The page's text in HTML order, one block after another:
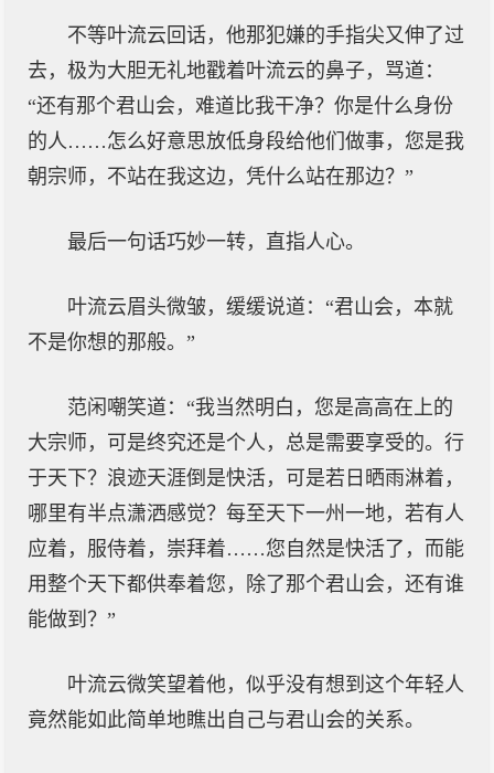
不等叶流云回话，他那犯嫌的手指尖又伸了过
去，极为大胆无礼地戳着叶流云的鼻子，骂道：
“还有那个君山会，难道比我干净？你是什么身份
的人……怎么好意思放低身段给他们做事，您是我
朝宗师，不站在我这边，凭什么站在那边？”
最后一句话巧妙一转，直指人心。
叶流云眉头微皱，缓缓说道：“君山会，本就
不是你想的那般。”
范闲嘲笑道：“我当然明白，您是高高在上的
大宗师，可是终究还是个人，总是需要享受的。行
于天下？浪迹天涯倒是快活，可是若日晒雨淋着，
哪里有半点潇洒感觉？每至天下一州一地，若有人
应着，服侍着，崇拜着……您自然是快活了，而能
用整个天下都供奉着您，除了那个君山会，还有谁
能做到？”
叶流云微笑望着他，似乎没有想到这个年轻人
竟然能如此简单地瞧出自己与君山会的关系。